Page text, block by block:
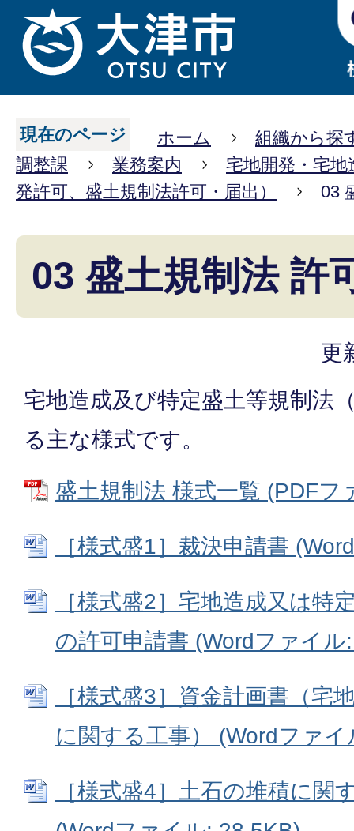
現在のページ ホーム
組織から探
調整課
業務案内
宅地開発・宅地
発許可、盛土規制法許可・届出）
03
03 盛土規制法 許
更
宅地造成及び特定盛土等規制法
る主な様式です。
盛土規制法 様式一覧 (PDFフ
［様式盛1］裁決申請書
［様式盛2］宅地造成又は特
の許可申請書 (Wordファイル
［様式盛3］資金計画書（宅
に関する工事） (Wordファ
［様式盛4］土石の堆積に関